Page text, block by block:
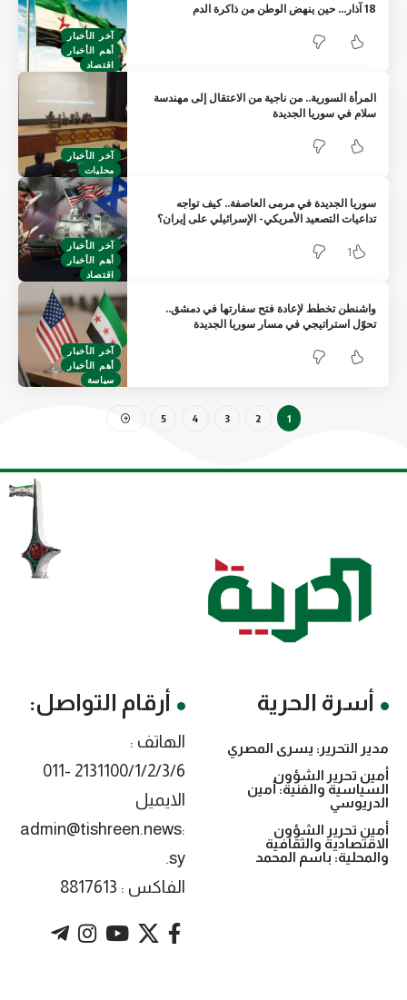
آخر الأخبار
أهم الأخبار
اقتصاد
18 آذار… حين ينهض الوطن من ذاكرة الدم
آخر الأخبار
محليات
المرأة السورية.. من ناجية من الاعتقال إلى مهندسة
سلام في سوريا الجديدة
آخر الأخبار
أهم الأخبار
اقتصاد
سوريا الجديدة في مرمى العاصفة.. كيف تواجه
تداعيات التصعيد الأمريكي- الإسرائيلي على إيران؟
1
آخر الأخبار
أهم الأخبار
سياسة
واشنطن تخطط لإعادة فتح سفارتها في دمشق..
تحوّل استراتيجي في مسار سوريا الجديدة
1
2
3
4
5
أسرة الحرية
مدير التحرير: يسرى المصري
أمين تحرير الشؤون
السياسية والفنية: أمين
الدريوسي
أمين تحرير الشؤون
الاقتصادية والثقافية
والمحلية: باسم المحمد
أرقام التواصل:
الهاتف :
2131100/1/2/3/6 -011
الايميل
:admin@tishreen.news
.sy
الفاكس : 8817613